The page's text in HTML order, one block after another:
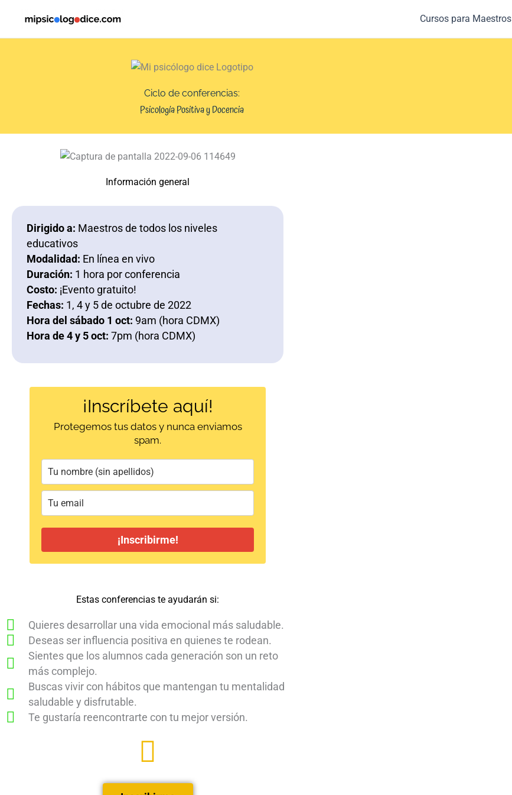
contenido
Cursos para Maestros
Ciclo de conferencias:
Psicología Positiva y Docencia
Información general
Dirigido a: Maestros de todos los niveles
educativos
Modalidad: En línea en vivo
Duración: 1 hora por conferencia
Costo: ¡Evento gratuito!
Fechas: 1, 4 y 5 de octubre de 2022
Hora del sábado 1 oct: 9am (hora CDMX)
Hora de 4 y 5 oct: 7pm (hora CDMX)
¡Inscríbete aquí!
Protegemos tus datos y nunca enviamos
spam.
¡Inscribirme!
Estas conferencias te ayudarán si:
Quieres desarrollar una vida emocional más saludable.
Deseas ser influencia positiva en quienes te rodean.
Sientes que los alumnos cada generación son un reto
más complejo.
Buscas vivir con hábitos que mantengan tu mentalidad
saludable y disfrutable.
Te gustaría reencontrarte con tu mejor versión.